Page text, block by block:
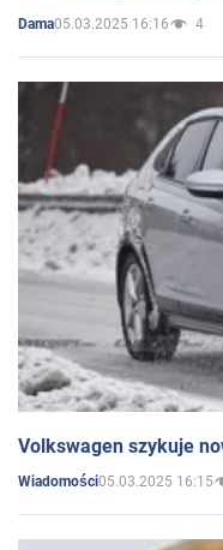
Dama05.03.2025 16:16 4
Volkswagen szykuje
Wiadomości05.03.2025 16:15